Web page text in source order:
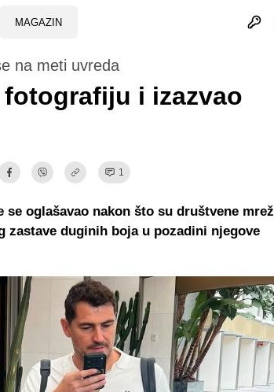
MAGAZIN
na meti uvreda
i izazvao
1
oglašavao nakon što su društvene
duginih boja u pozadini njegove